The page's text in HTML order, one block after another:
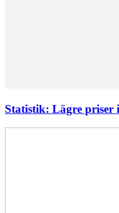
Statistik: Lägre priser